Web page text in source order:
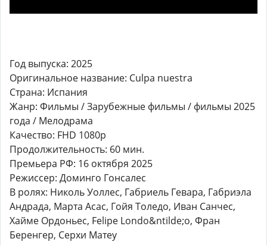
Год выпуска: 2025
Оригинальное название: Culpa nuestra
Страна: Испания
Жанр: Фильмы / Зарубежные фильмы / фильмы 2025
года / Мелодрама
Качество: FHD 1080p
Продолжительность: 60 мин.
Премьера РФ: 16 октября 2025
Режиссер: Доминго Гонсалес
В ролях: Николь Уоллес, Габриель Гевара, Габриэла
Андрада, Марта Асас, Гойя Толедо, Иван Санчес,
Хайме Ордоньес, Felipe Londo&ntilde;o, Фран
Беренгер, Серхи Матеу